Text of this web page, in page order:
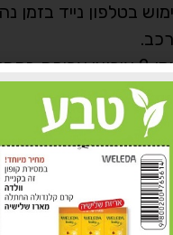
בטלפון נייד בזמן
בנוסף, 7 כלי רכב נאסרו
לאחר שנתפס
חיפה תמשיך לפעול
לרשותה, למען